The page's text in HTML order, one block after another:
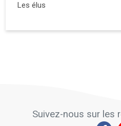
Les élus
Suivez-nous sur les